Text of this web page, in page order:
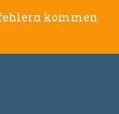
kommen.